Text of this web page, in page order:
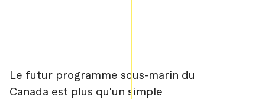
Le futur programme sous-marin du
Canada est plus qu'un simple